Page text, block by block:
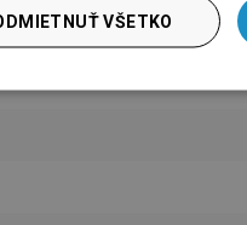
VŠETKO